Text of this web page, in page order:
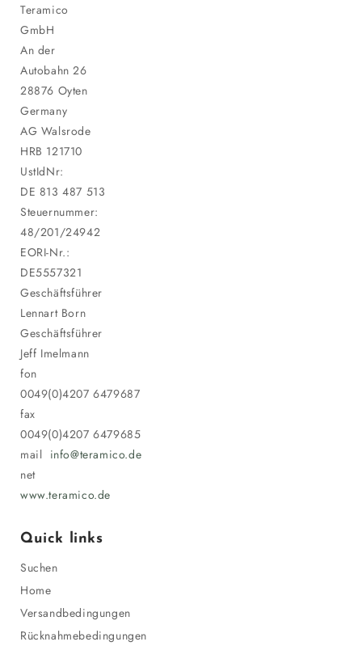
Teramico
GmbH
An der
Autobahn 26
28876 Oyten
Germany
AG Walsrode
HRB 121710
UstIdNr:
DE 813 487 513
Steuernummer:
48/201/24942
EORI-Nr.:
DE5557321
Geschäftsführer
Lennart Born
Geschäftsführer
Jeff Imelmann
fon
0049(0)4207 6479687
fax
0049(0)4207 6479685
mail info@teramico.de
net
www.teramico.de
Quick links
Suchen
Home
Versandbedingungen
Rücknahmebedingungen